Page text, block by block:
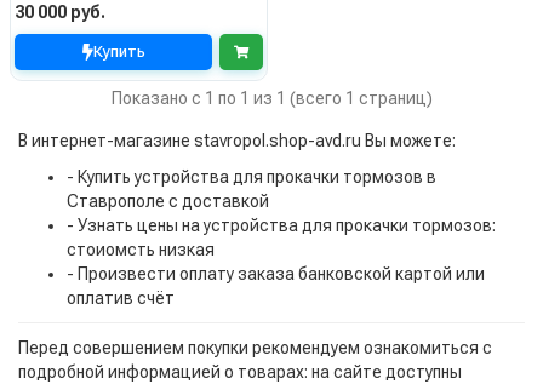
30 000 руб.
Купить
Показано с 1 по 1 из 1 (всего 1 страниц)
В интернет-магазине stavropol.shop-avd.ru Вы можете:
- Купить устройства для прокачки тормозов в
Ставрополе с доставкой
- Узнать цены на устройства для прокачки тормозов:
стоиомсть низкая
- Произвести оплату заказа банковской картой или
оплатив счёт
Перед совершением покупки рекомендуем ознакомиться с
подробной информацией о товарах: на сайте доступны